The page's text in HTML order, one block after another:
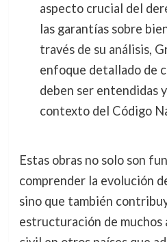
aspecto crucial del
las garantías sobre
través de su análisis,
enfoque detallado de
deben ser entendidas
contexto del Código
Estas obras no solo son
comprender la evolución
sino que también
estructuración de muchos